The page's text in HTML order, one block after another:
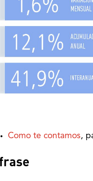
Como te contamos,